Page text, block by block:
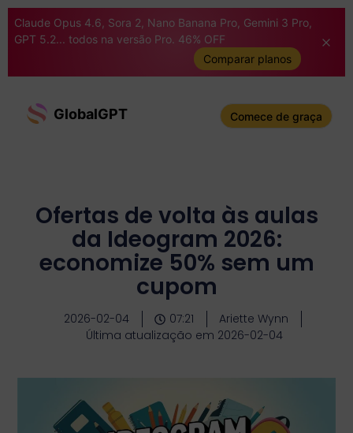
Claude Opus 4.6, Sora 2, Nano Banana Pro, Gemini 3 Pro,
GPT 5.2... todos na versão Pro. 46% OFF
Comparar planos
GlobalGPT Comece de graça
Ofertas de volta às aulas
da Ideogram 2026:
economize 50% sem um
cupom
2026-02-04 07:21
Ariette Wynn
Última atualização em 2026-02-04